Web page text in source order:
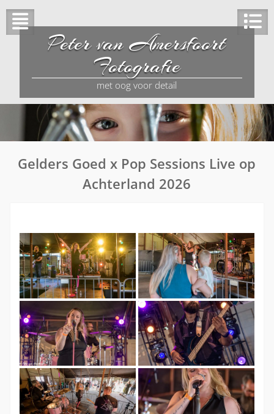
Peter van Amersfoort
Fotografie
met oog voor detail
Gelders Goed x Pop Sessions Live op
Achterland 2026